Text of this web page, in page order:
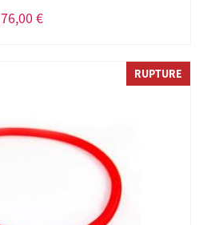
76,00 €
RUPTURE